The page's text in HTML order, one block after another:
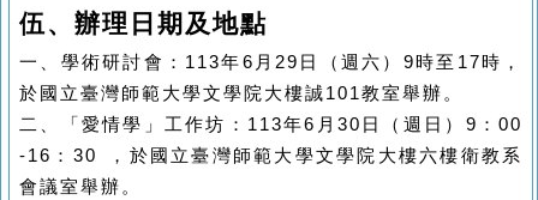
伍、辦理日期及地點
一、學術研討會： 113年6 月 29 日（週六） 9 時至 17 時，
於國立臺灣師範大學文學院大樓誠101教室舉辦。
二、「愛情學」工作坊： 113年6 月 30 日（週日） 9 ：00
-16 ： 30 ，於國立臺灣師範大學文學院大樓六樓衛教系
會議室舉辦。